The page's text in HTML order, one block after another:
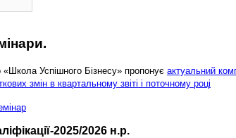
«Школа Успішного Бізнесу» пропонує актуальний
змін в квартальному звіті і поточному році
2025/2026 н.р.